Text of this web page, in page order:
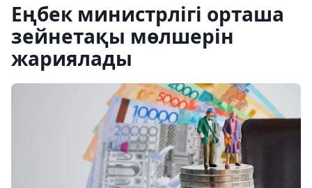
Еңбек министрлігі орташа
зейнетақы мөлшерін
жариялады